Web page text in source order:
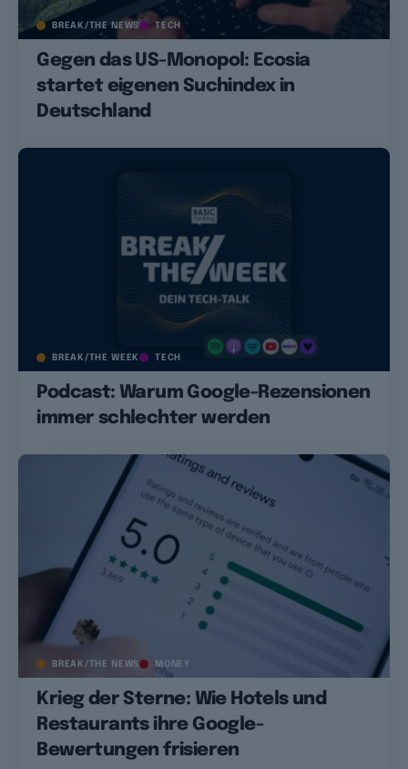
BREAK/THE NEWS TECH
Gegen das US-Monopol: Ecosia
startet eigenen Suchindex in
Deutschland
BREAK/THE WEEK TECH
Podcast: Warum Google-Rezensionen
immer schlechter werden
BREAK/THE NEWS MONEY
Krieg der Sterne: Wie Hotels und
Restaurants ihre Google-
Bewertungen frisieren